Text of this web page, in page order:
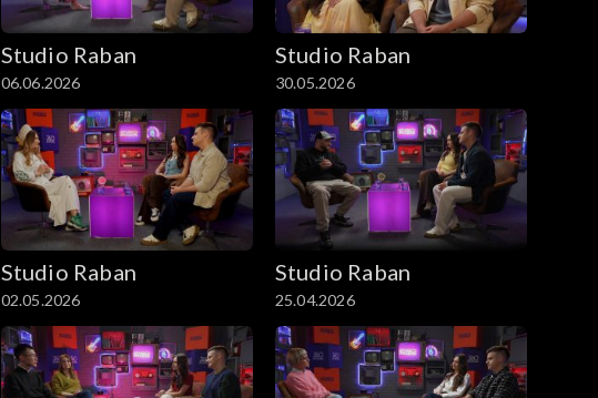
Studio Raban
06.06.2026
Studio Raban
30.05.2026
Studio Raban
02.05.2026
Studio Raban
25.04.2026